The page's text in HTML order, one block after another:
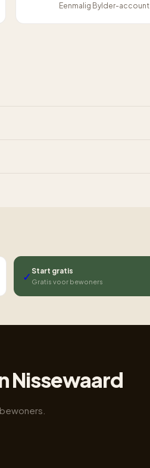
Eenmalig Bylder-account
✓Start gratis
Gratis voor bewoners
Nissewaard